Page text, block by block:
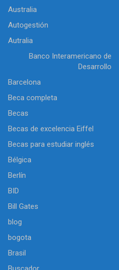
Australia
Autogestión
Autralia
Banco Interamericano de
Desarrollo
Barcelona
Beca completa
Becas
Becas de excelencia Eiffel
Becas para estudiar inglés
Bélgica
Berlín
BID
Bill Gates
blog
bogota
Brasil